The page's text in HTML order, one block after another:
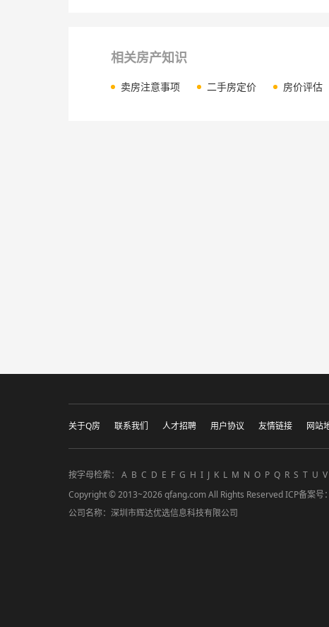
相关房产知识
卖房注意事项 二手房定价 房价评估
关于Q房 联系我们 人才招聘 用户协议 友情链接 网站
按字母检索： A B C D E F G H I J K L M N O P Q R S T U V
Copyright © 2013~2026 qfang.com All Rights Reserved ICP备案号：
公司名称：深圳市辉达优选信息科技有限公司